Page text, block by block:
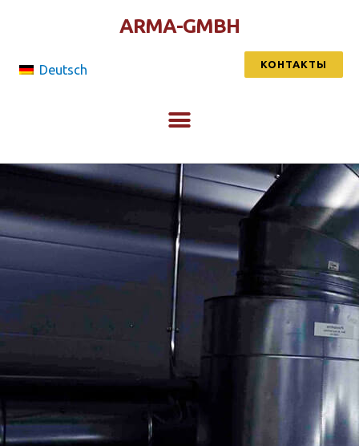
ARMA-GMBH
Deutsch КОНТАКТЫ